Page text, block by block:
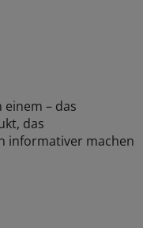
– das
das
informativer machen